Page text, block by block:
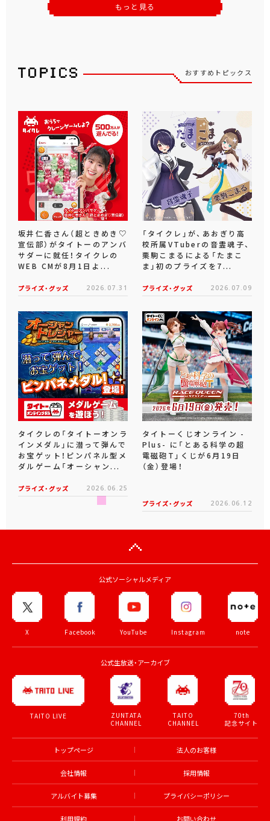
もっと見る
おすすめトピックス
坂井仁香さん（超ときめき♡
宣伝部）がタイトーのアンバ
サダーに就任！タイクレの
WEB CMが8月1日よ...
プライズ・グッズ 2026.07.31
「タイクレ」が、あおぎり高
校所属VTuberの音霊魂子、
栗駒こまるによる「たまこ
ま」初のプライズを7...
プライズ・グッズ 2026.07.09
タイクレの「タイトーオンラ
インメダル」に潜って弾んで
お宝ゲット！ピンパネル型メ
ダルゲーム「オーシャン...
プライズ・グッズ 2026.06.25
タイトーくじオンライン -
Plus- に「とある科学の超
電磁砲T」くじが6月19日
（金）登場！
プライズ・グッズ 2026.06.12
公式ソーシャルメディア
X Facebook YouTube Instagram note
公式生放送・アーカイブ
TAITO LIVE
ZUNTATA
CHANNEL
TAITO
CHANNEL
70th
記念サイト
トップページ 法人のお客様
会社情報 採用情報
アルバイト募集 プライバシーポリシー